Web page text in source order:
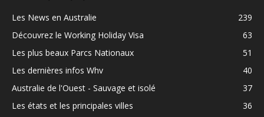
Les News en Australie
239
Découvrez le Working Holiday Visa
63
Les plus beaux Parcs Nationaux
51
Les dernières infos Whv
40
Australie de l'Ouest - Sauvage et isolé
37
Les états et les principales villes
36